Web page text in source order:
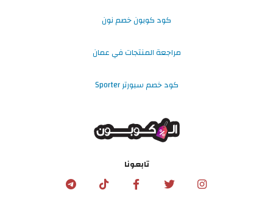
كود كوبون خصم نون
مراجعة المنتجات في عمان
كود خصم سبورتر Sporter
تابعونا